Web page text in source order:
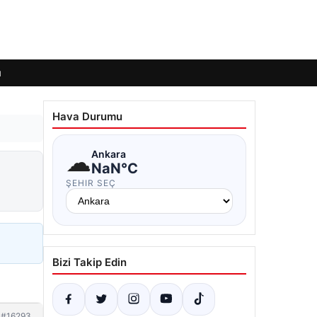
Hava Durumu
☁Ankara
NaN°C
ŞEHIR SEÇ
Bizi Takip Edin